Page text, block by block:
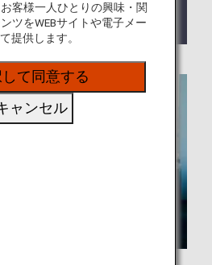
にマイル割」予約期間の変更・
終了について をご覧ください。
客様一人ひとりの興味・関
ツをWEBサイトや電子メー
提供します。
て同意する
ャンセル